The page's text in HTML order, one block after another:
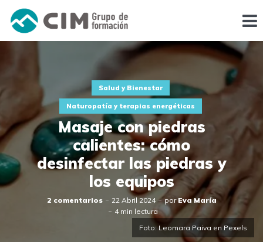
Foto: Leomara Paiva en Pexels
Salud y Bienestar
Naturopatía y terapias energéticas
Masaje con piedras
calientes: cómo
desinfectar las piedras y
los equipos
2 comentarios 22 Abril 2024 porEva María
4 min lectura